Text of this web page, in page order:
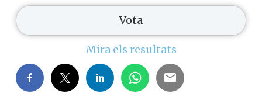
Mira els resultats